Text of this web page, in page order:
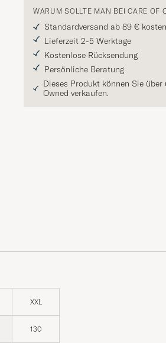
WARUM SOLLTE MAN BEI CARE OF
Standardversand ab 89 €
Lieferzeit 2-5 Werktage
Kostenlose Rücksendung
Persönliche Beratung
Dieses Produkt können Sie über
Owned verkaufen.
XXL
130